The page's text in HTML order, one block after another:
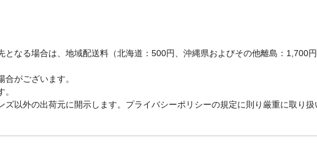
なる場合は、地域配送料（北海道：500円、沖縄県およびその他離島：1,700
がございます。
以外の出荷元に開示します。プライバシーポリシーの規定に則り厳重に取り扱